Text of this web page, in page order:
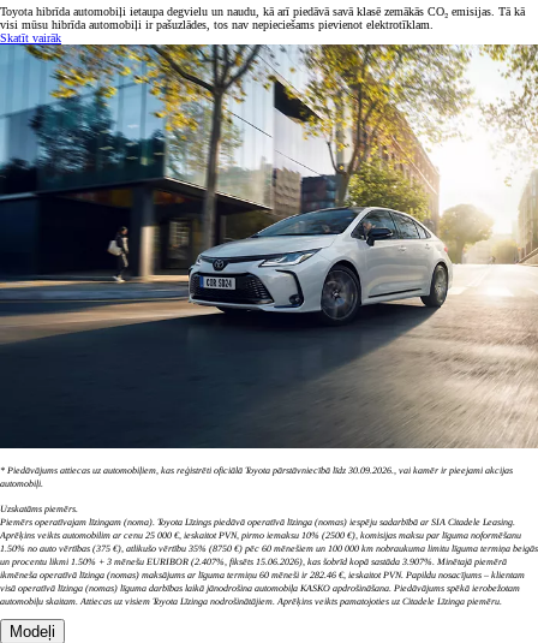
Toyota hibrīda automobiļi ietaupa degvielu un naudu, kā arī piedāvā savā klasē zemākās CO₂ emisijas. Tā kā
visi mūsu hibrīda automobiļi ir pašuzlādes, tos nav nepieciešams pievienot elektrotīklam.
Skatīt vairāk
* Piedāvājums attiecas uz automobiļiem, kas reģistrēti oficiālā Toyota pārstāvniecībā līdz 30.09.2026., vai kamēr ir pieejami akcijas
automobiļi.
Uzskatāms piemērs.
Piemērs operatīvajam līzingam (noma). Toyota Līzings piedāvā operatīvā līzinga (nomas) iespēju sadarbībā ar SIA Citadele Leasing.
Aprēķins veikts automobilim ar cenu 25 000 €, ieskaitot PVN, pirmo iemaksu 10% (2500 €), komisijas maksu par līguma noformēšanu
1.50% no auto vērtības (375 €), atlikušo vērtību 35% (8750 €) pēc 60 mēnešiem un 100 000 km nobraukuma limitu līguma termiņa beigās
un procentu likmi 1.50% + 3 mēnešu EURIBOR (2.407%, fiksēts 15.06.2026), kas šobrīd kopā sastāda 3.907%. Minētajā piemērā
ikmēneša operatīvā līzinga (nomas) maksājums ar līguma termiņu 60 mēneši ir 282.46 €, ieskaitot PVN. Papildu nosacījums – klientam
visā operatīvā līzinga (nomas) līguma darbības laikā jānodrošina automobiļa KASKO apdrošināšana. Piedāvājums spēkā ierobežotam
automobiļu skaitam. Attiecas uz visiem Toyota Līzinga nodrošinātājiem. Aprēķins veikts pamatojoties uz Citadele Līzinga piemēru.
Modeļi